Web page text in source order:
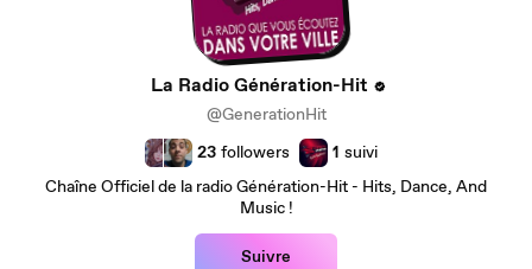
La Radio Génération-Hit
@GenerationHit
23 followers 1 suivi
Chaîne Officiel de la radio Génération-Hit - Hits, Dance, And
Music !
Suivre